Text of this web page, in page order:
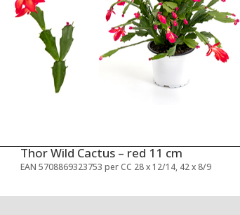
Thor Wild Cactus – red 11 cm
EAN 5708869323753 per CC 28 x 12/14, 42 x 8/9